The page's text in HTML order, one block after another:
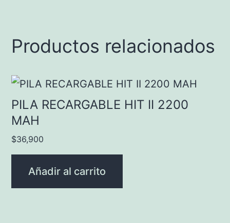
Productos relacionados
PILA RECARGABLE HIT II 2200
MAH
$36,900
Añadir al carrito